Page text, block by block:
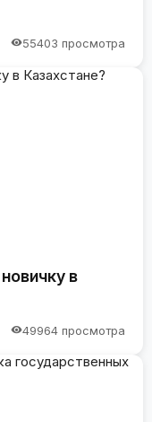
55403 просмотра
в
49964 просмотра